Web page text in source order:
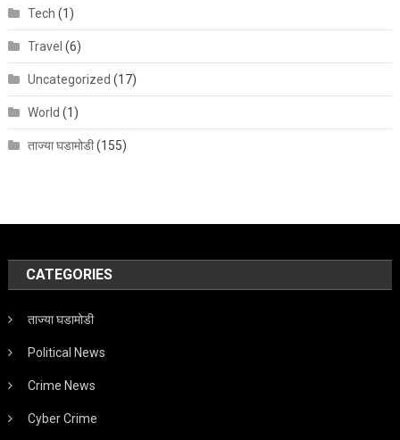
Tech (1)
Travel (6)
Uncategorized (17)
World (1)
ताज्या घडामोडी(155)
CATEGORIES
ताज्या घडामोडी
Political News
Crime News
Cyber Crime